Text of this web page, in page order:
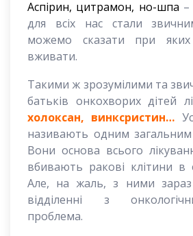
Аспірин, цитрамон, но-шпа –
для всіх нас стали
можемо сказати при
вживати.
Такими ж зрозумілими та
батьків онкохворих дітей
холоксан, винксристин…
називають одним загальним
Вони основа всього
вбивають ракові клітини в
Але, на жаль, з ними зараз
відділенні з
проблема.